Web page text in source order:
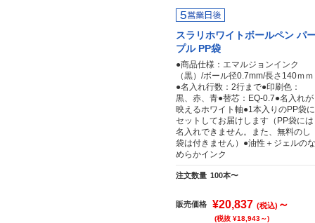
スラリホワイトボールペン パ
プル PP袋
●商品仕様：エマルジョンインク
（黒）/ボール径0.7mm/長さ140ｍｍ
●名入れ行数：2行まで●印刷色：
黒、赤、青●替芯：EQ-0.7●名入れが
映えるホワイト軸●1本入りのPP袋に
セットしてお届けします（PP袋には
名入れできません。また、無料のし
袋は付きません）●油性＋ジェルのな
めらかインク
注文数量 100本〜
販売価格 ¥20,837 (税込) ～
(税抜 ¥18,943～)